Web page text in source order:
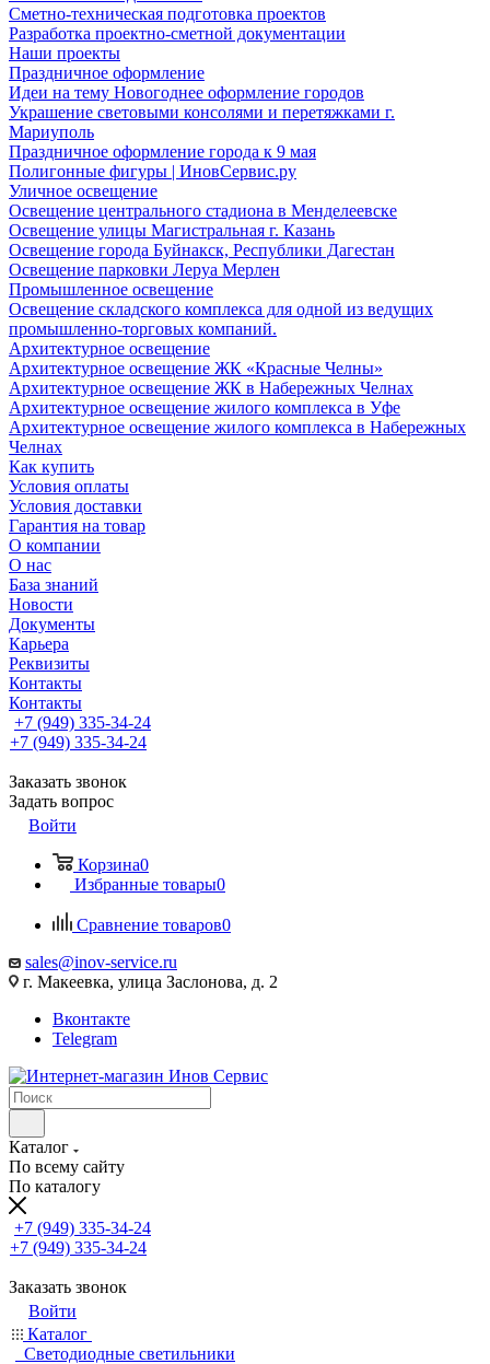
Сметно-техническая подготовка проектов
Разработка проектно-сметной документации
Наши проекты
Праздничное оформление
Идеи на тему Новогоднее оформление городов
Украшение световыми консолями и перетяжками г.
Мариуполь
Праздничное оформление города к 9 мая
Полигонные фигуры | ИновСервис.ру
Уличное освещение
Освещение центрального стадиона в Менделеевске
Освещение улицы Магистральная г. Казань
Освещение города Буйнакск, Республики Дагестан
Освещение парковки Леруа Мерлен
Промышленное освещение
Освещение складского комплекса для одной из ведущих
промышленно-торговых компаний.
Архитектурное освещение
Архитектурное освещение ЖК «Красные Челны»
Архитектурное освещение ЖК в Набережных Челнах
Архитектурное освещение жилого комплекса в Уфе
Архитектурное освещение жилого комплекса в Набережных
Челнах
Как купить
Условия оплаты
Условия доставки
Гарантия на товар
О компании
О нас
База знаний
Новости
Документы
Карьера
Реквизиты
Контакты
Контакты
+7 (949) 335-34-24
+7 (949) 335-34-24
Заказать звонок
Задать вопрос
Войти
Корзина0
Избранные товары0
Сравнение товаров0
sales@inov-service.ru
г. Макеевка, улица Заслонова, д. 2
Вконтакте
Telegram
Каталог
По всему сайту
По каталогу
+7 (949) 335-34-24
+7 (949) 335-34-24
Заказать звонок
Войти
Каталог
Светодиодные светильники